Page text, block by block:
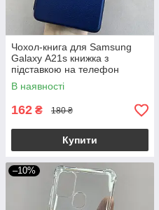
Чохол-книга для Samsung
Galaxy А21s книжка з
підставкою на телефон
самсунг а21с синя stn
В наявності
162 ₴ 180 ₴
Купити
–10%